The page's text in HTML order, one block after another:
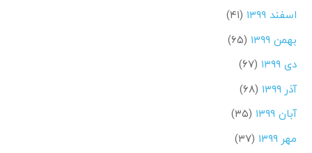
اسفند ۱۳۹۹
(۴۱)
بهمن ۱۳۹۹
(۶۵)
دی ۱۳۹۹
(۶۷)
آذر ۱۳۹۹
(۶۸)
آبان ۱۳۹۹
(۳۵)
مهر ۱۳۹۹
(۳۷)